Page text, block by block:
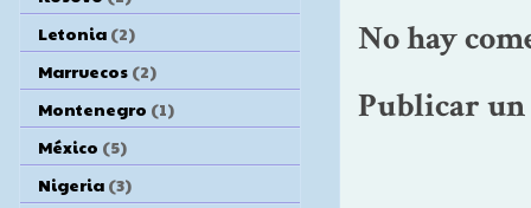
No hay
Publicar
Letonia (2)
Marruecos (2)
Montenegro (1)
México (5)
Nigeria (3)